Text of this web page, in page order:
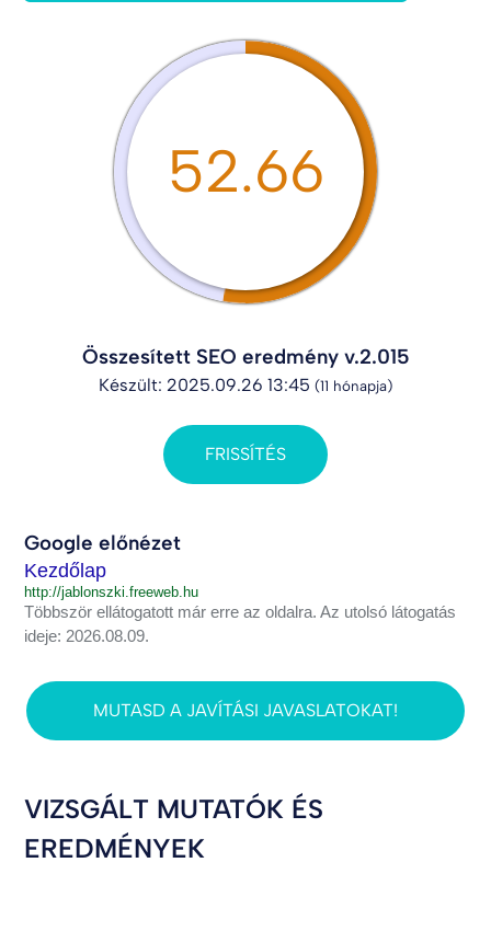
52.66
Összesített SEO eredmény v.2.015
Készült: 2025.09.26 13:45 (11 hónapja)
FRISSÍTÉS
Google előnézet
Kezdőlap
http://jablonszki.freeweb.hu
Többször ellátogatott már erre az oldalra. Az utolsó látogatás
ideje: 2026.08.09.
MUTASD A JAVÍTÁSI JAVASLATOKAT!
VIZSGÁLT MUTATÓK ÉS
EREDMÉNYEK